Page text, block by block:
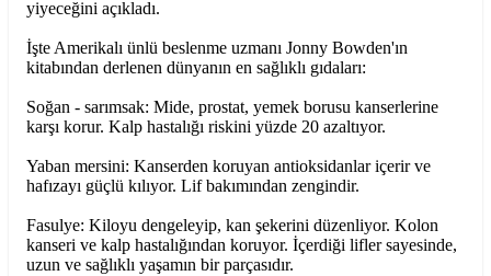
yiyeceğini açıkladı.
İşte Amerikalı ünlü beslenme uzmanı Jonny Bowden'ın
kitabından derlenen dünyanın en sağlıklı gıdaları:
Soğan - sarımsak: Mide, prostat, yemek borusu kanserlerine
karşı korur. Kalp hastalığı riskini yüzde 20 azaltıyor.
Yaban mersini: Kanserden koruyan antioksidanlar içerir ve
hafızayı güçlü kılıyor. Lif bakımından zengindir.
Fasulye: Kiloyu dengeleyip, kan şekerini düzenliyor. Kolon
kanseri ve kalp hastalığından koruyor. İçerdiği lifler sayesinde,
uzun ve sağlıklı yaşamın bir parçasıdır.